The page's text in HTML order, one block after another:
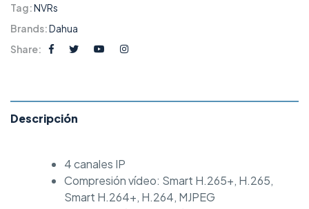
Tag:NVRs
Brands:Dahua
Share:
Descripción
4 canales IP
Compresión vídeo: Smart H.265+, H.265,
Smart H.264+, H.264, MJPEG